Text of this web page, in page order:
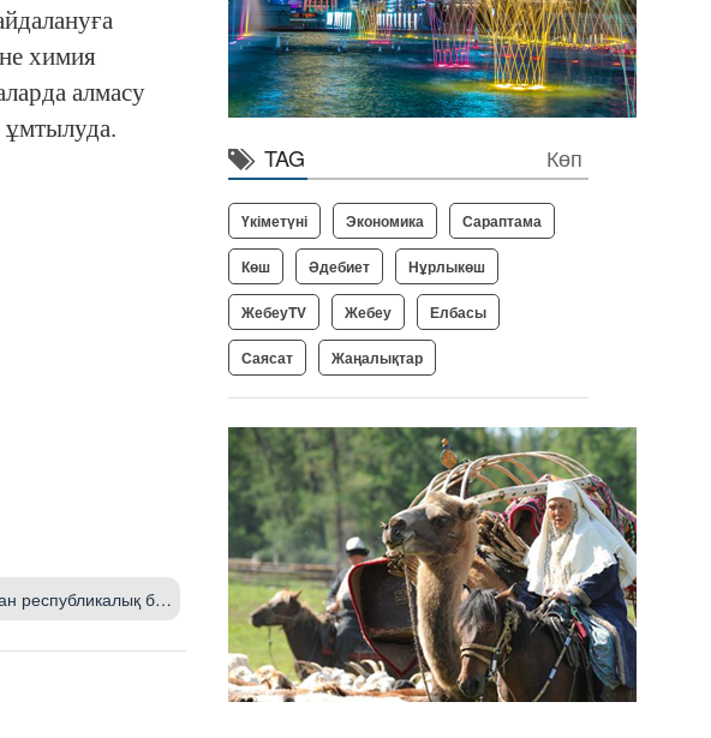
химия
алмасу
ұмтылуда.
Мәжіліс 2025-2027 жылдарға арналған республикалық бюджетті бекітті
TAG Көп
Үкіметүні Экономика Сараптама
Көш Әдебиет Нұрлыкөш
ЖебеуTV Жебеу Елбасы
Саясат Жаңалықтар